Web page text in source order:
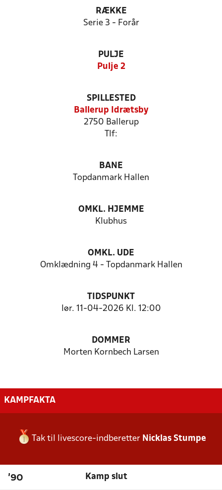
RÆKKE
Serie 3 - Forår
PULJE
Pulje 2
SPILLESTED
Ballerup Idrætsby
2750 Ballerup
Tlf:
BANE
Topdanmark Hallen
OMKL. HJEMME
Klubhus
OMKL. UDE
Omklædning 4 - Topdanmark Hallen
TIDSPUNKT
lør. 11-04-2026 Kl. 12:00
DOMMER
Morten Kornbech Larsen
KAMPFAKTA
Tak til livescore-indberetter Nicklas Stumpe
'90 Kamp slut